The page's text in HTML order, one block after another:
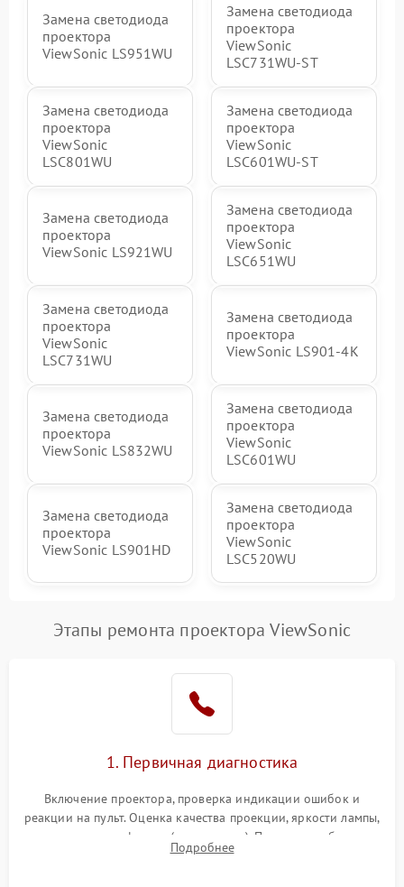
Замена светодиода
проектора
ViewSonic LS951WU
Замена светодиода
проектора
ViewSonic
LSC731WU-ST
Замена светодиода
проектора
ViewSonic
LSC801WU
Замена светодиода
проектора
ViewSonic
LSC601WU-ST
Замена светодиода
проектора
ViewSonic LS921WU
Замена светодиода
проектора
ViewSonic
LSC651WU
Замена светодиода
проектора
ViewSonic
LSC731WU
Замена светодиода
проектора
ViewSonic LS901-4K
Замена светодиода
проектора
ViewSonic LS832WU
Замена светодиода
проектора
ViewSonic
LSC601WU
Замена светодиода
проектора
ViewSonic LS901HD
Замена светодиода
проектора
ViewSonic
LSC520WU
Этапы ремонта проектора ViewSonic
1. Первичная диагностика
Включение проектора, проверка индикации ошибок и
реакции на пульт. Оценка качества проекции, яркости лампы,
наличия артефактов (точки, пятна). Проверка работы
системы охлаждения по уровню шума вентиляторов.
Подробнее